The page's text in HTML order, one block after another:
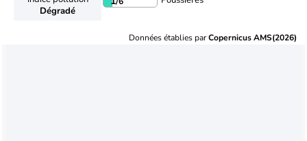
Dégradé
Données établies parCopernicus AMS(2026)